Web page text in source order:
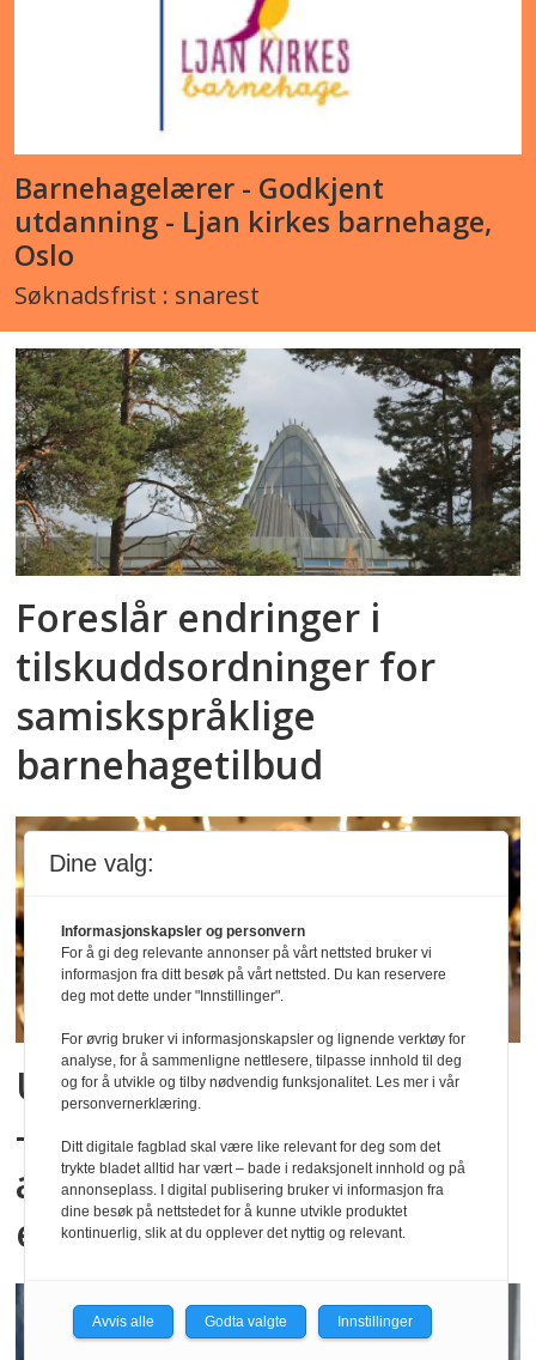
Barnehagelærer - Godkjent
utdanning - Ljan kirkes barnehage,
Oslo
Søknadsfrist : snarest
Foreslår endringer i
tilskuddsordninger for
samiskspråklige
barnehagetilbud
Utvider gårdsbarnehagen:
– En kjærkommen
anledning til å vokse oss
enda mer spennende
Dine valg:
Informasjonskapsler og personvern
For å gi deg relevante annonser på vårt nettsted bruker vi
informasjon fra ditt besøk på vårt nettsted. Du kan reservere
deg mot dette under "Innstillinger".
For øvrig bruker vi informasjonskapsler og lignende verktøy for
analyse, for å sammenligne nettlesere, tilpasse innhold til deg
og for å utvikle og tilby nødvendig funksjonalitet. Les mer i vår
personvernerklæring.
Ditt digitale fagblad skal være like relevant for deg som det
trykte bladet alltid har vært – bade i redaksjonelt innhold og på
annonseplass. I digital publisering bruker vi informasjon fra
dine besøk på nettstedet for å kunne utvikle produktet
kontinuerlig, slik at du opplever det nyttig og relevant.
Avvis alle Godta valgte Innstillinger